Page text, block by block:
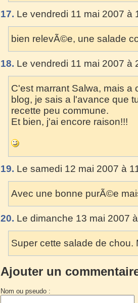
17. Le vendredi 11 mai 2007 à
bien relevÃ©e, une salade
18. Le vendredi 11 mai 2007 à
C'est marrant Salwa, mais a
blog, je sais a l'avance que
recette peu commune.
Et bien, j'ai encore raison!!!
19. Le samedi 12 mai 2007 à
Avec une bonne purÃ©e
20. Le dimanche 13 mai 2007
Super cette salade de chou.
Ajouter un
Nom ou pseudo :